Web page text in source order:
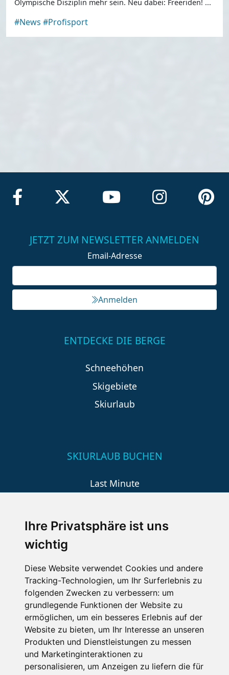
Ihre Privatsphäre ist uns
wichtig
Diese Website verwendet Cookies und andere
Tracking-Technologien, um Ihr Surferlebnis zu
folgenden Zwecken zu verbessern: um
grundlegende Funktionen der Website zu
ermöglichen, um ein besseres Erlebnis auf der
Website zu bieten, um Ihr Interesse an unseren
Produkten und Dienstleistungen zu messen
und Marketinginteraktionen zu
personalisieren, um Anzeigen zu liefern die für
Olympische Disziplin mehr sein. Neu dabei: Freeriden! ...
#News #Profisport
JETZT ZUM NEWSLETTER ANMELDEN
Email-Adresse
Anmelden
ENTDECKE DIE BERGE
Schneehöhen
Skigebiete
Skiurlaub
SKIURLAUB BUCHEN
Last Minute
Wellness
SCHNEEHÖHEN SKI APP
Die Schneehoehen Ski APP für iOS und Android - Ein
Muss für alle Wintersportler und Schneefreaks!